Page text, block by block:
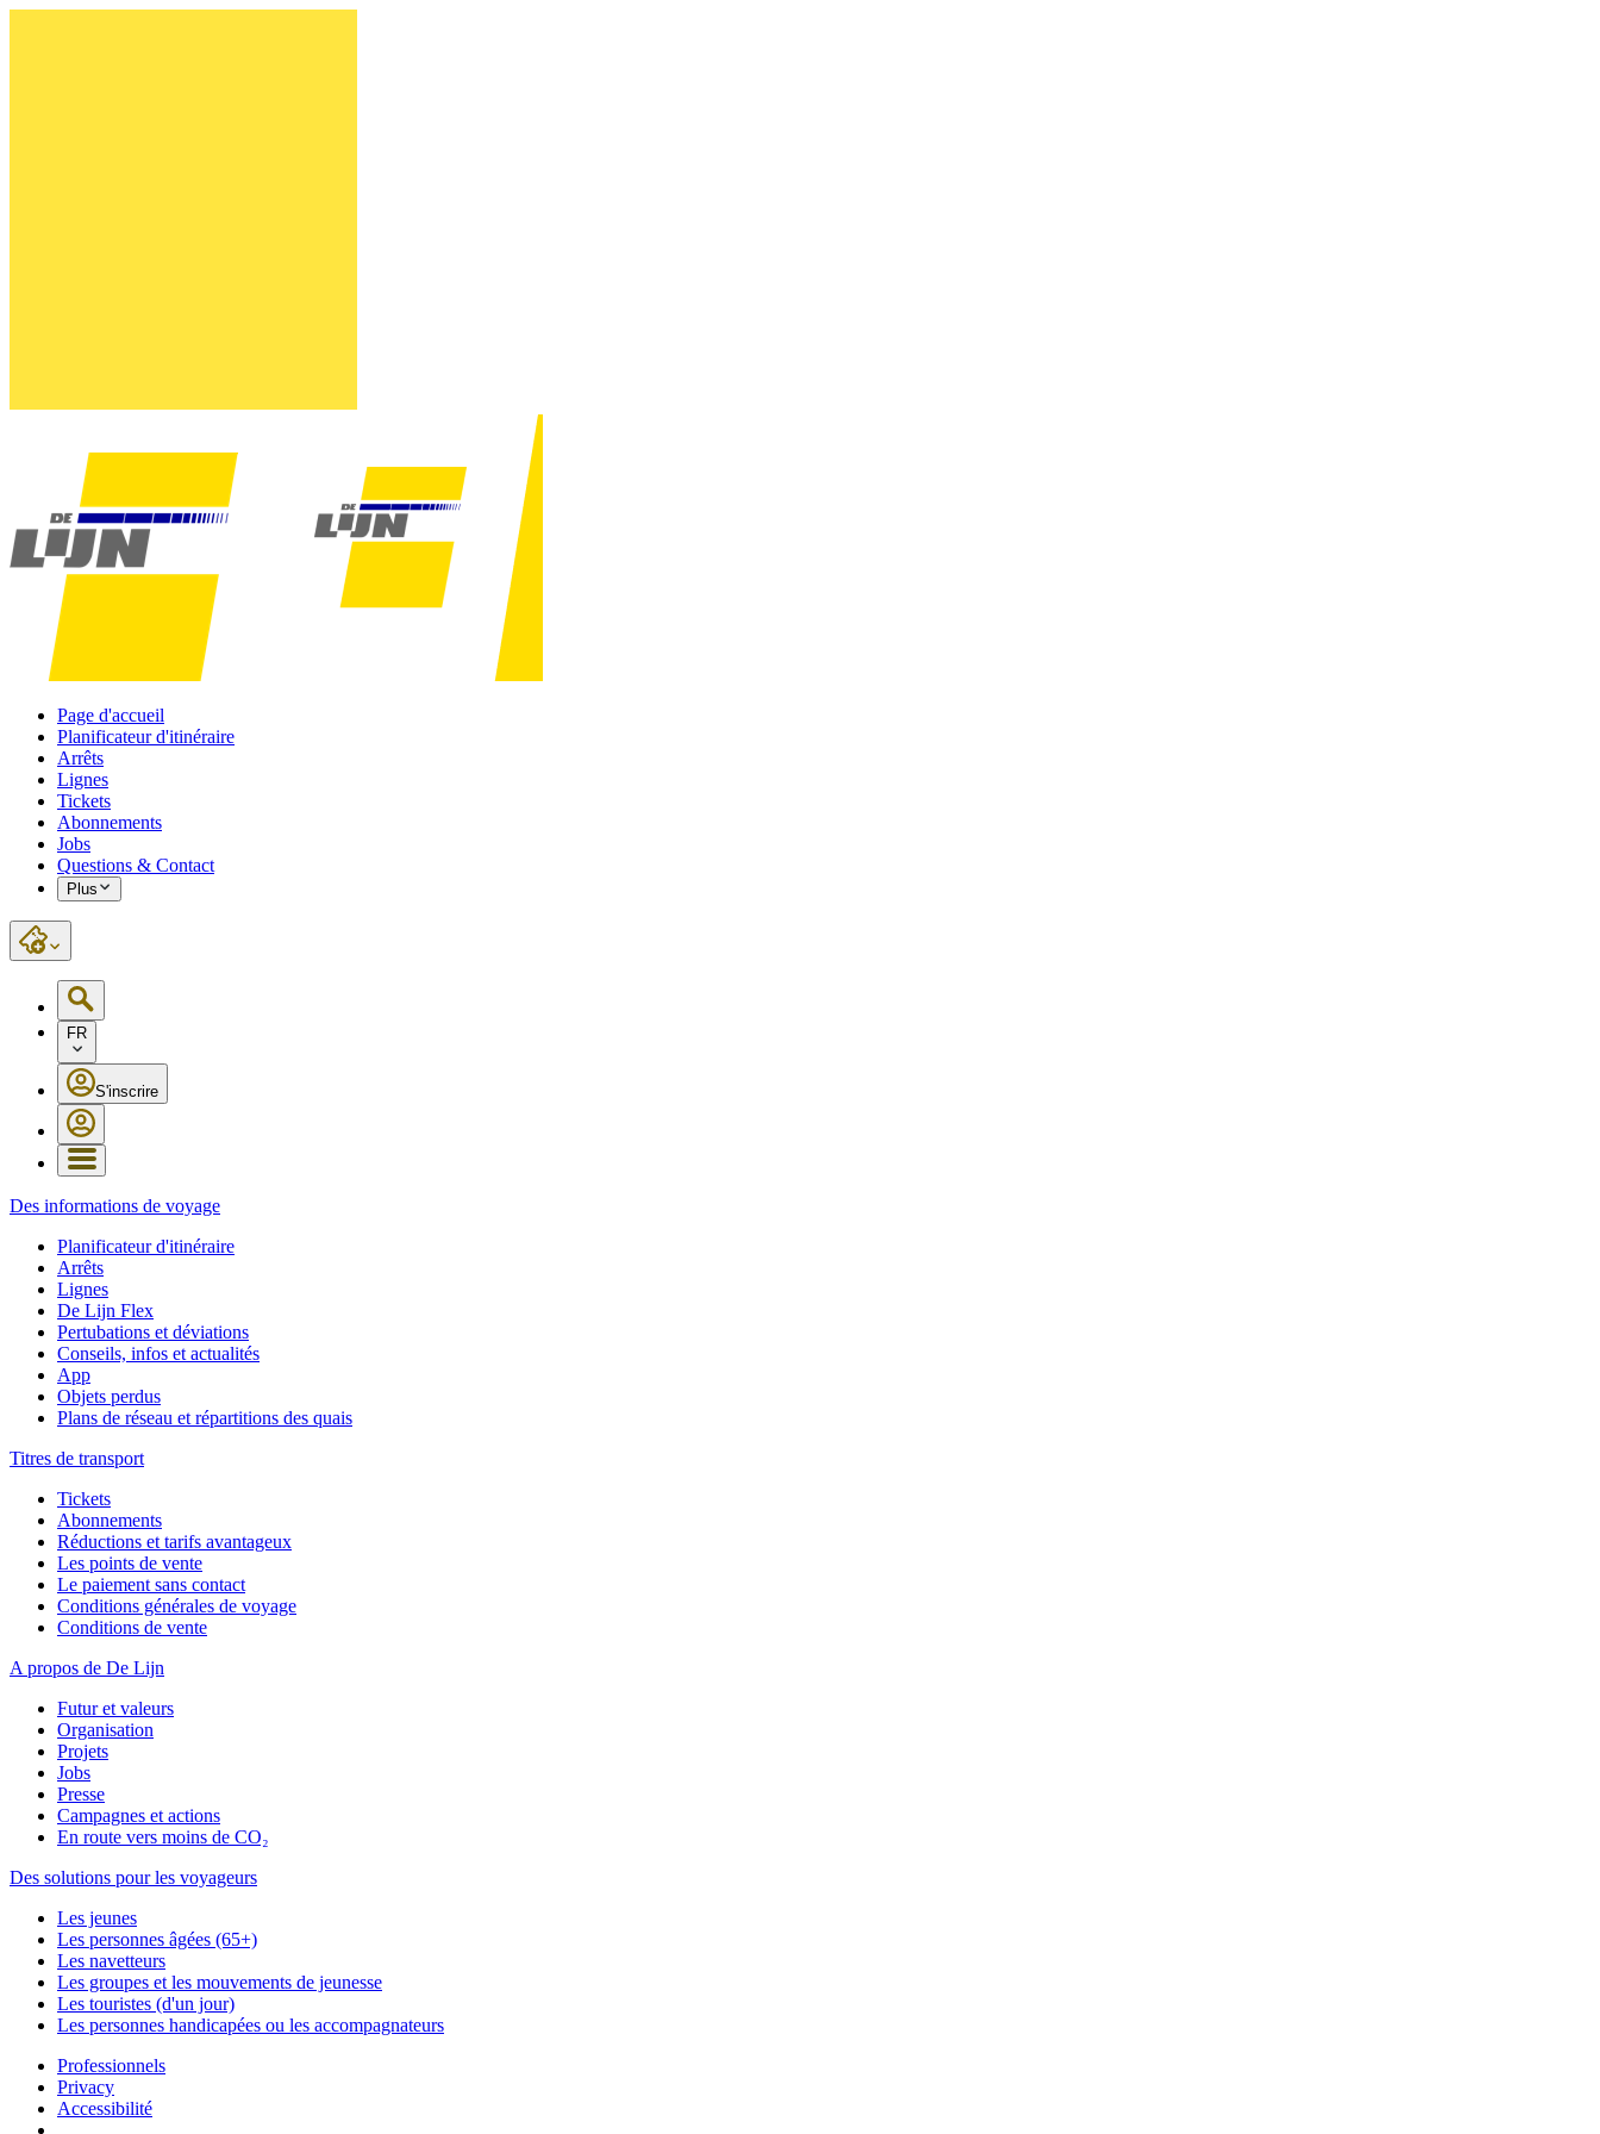
Page d'accueil
Planificateur d'itinéraire
Arrêts
Lignes
Tickets
Abonnements
Jobs
Questions & Contact
Plus
FR
S'inscrire
Des informations de voyage
Planificateur d'itinéraire
Arrêts
Lignes
De Lijn Flex
Pertubations et déviations
Conseils, infos et actualités
App
Objets perdus
Plans de réseau et répartitions des quais
Titres de transport
Tickets
Abonnements
Réductions et tarifs avantageux
Les points de vente
Le paiement sans contact
Conditions générales de voyage
Conditions de vente
A propos de De Lijn
Futur et valeurs
Organisation
Projets
Jobs
Presse
Campagnes et actions
En route vers moins de CO₂
Des solutions pour les voyageurs
Les jeunes
Les personnes âgées (65+)
Les navetteurs
Les groupes et les mouvements de jeunesse
Les touristes (d'un jour)
Les personnes handicapées ou les accompagnateurs
Professionnels
Privacy
Accessibilité